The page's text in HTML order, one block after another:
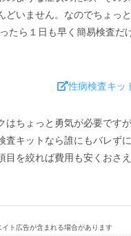
どいません。 なのでちょっ
たら１日も早く簡易検査だ
性病検査キッ
はちょっと勇気が必要です
査キットなら誰にもバレず
目を絞れば費用も安くおさ
ト広告が含まれる場合があります